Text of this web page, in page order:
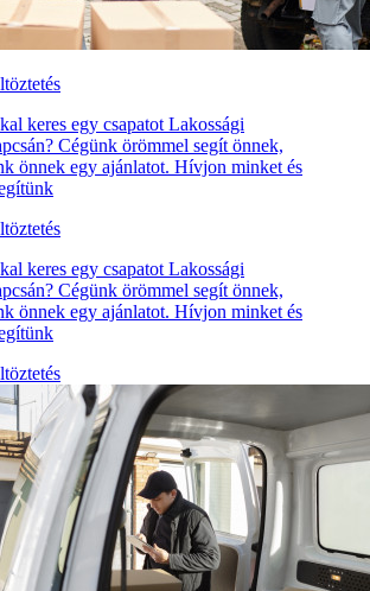
keres egy csapatot Lakossági
Cégünk örömmel segít önnek,
önnek egy ajánlatot. Hívjon minket és
keres egy csapatot Lakossági
Cégünk örömmel segít önnek,
önnek egy ajánlatot. Hívjon minket és